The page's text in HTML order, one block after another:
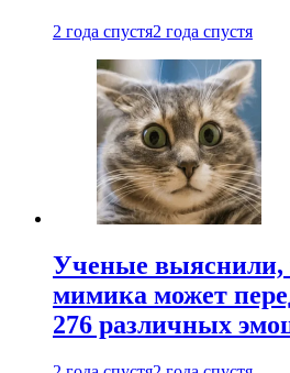
2 года спустя2 года спустя
Ученые выяснили,
мимика может
276 различных